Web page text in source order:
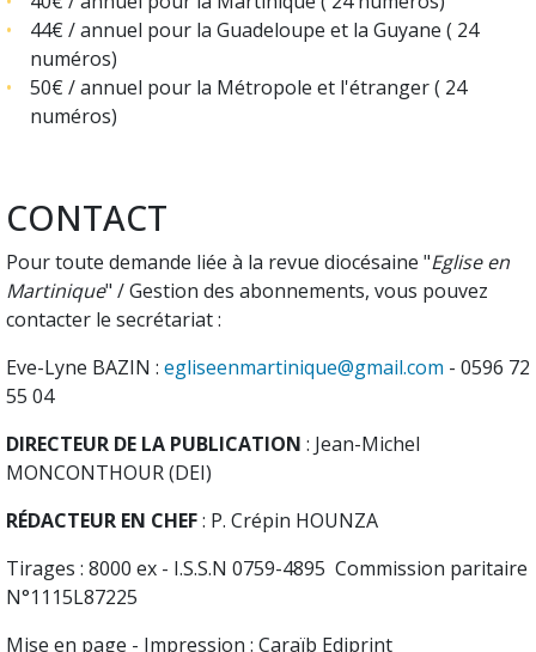
44€ / annuel pour la Guadeloupe et la Guyane ( 24
numéros)
50€ / annuel pour la Métropole et l'étranger ( 24
numéros)
CONTACT
Pour toute demande liée à la revue diocésaine "Eglise en
Martinique" / Gestion des abonnements, vous pouvez
contacter le secrétariat :
Eve-Lyne BAZIN : egliseenmartinique@gmail.com - 0596 72
55 04
DIRECTEUR DE LA PUBLICATION : Jean-Michel
MONCONTHOUR (DEI)
RÉDACTEUR EN CHEF: P. Crépin HOUNZA
Tirages : 8000 ex - I.S.S.N 0759-4895 Commission paritaire
N°1115L87225
Mise en page - Impression : Caraïb Ediprint